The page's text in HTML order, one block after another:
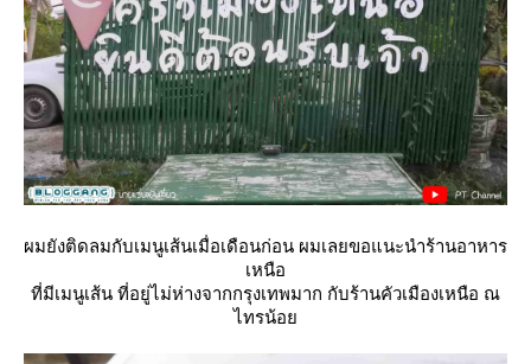
ผมยังติดลมกับเมนูเส้นเมื่อเดือนก่อน ผมเลยขอแนะนำร้านอาหาร
เหนือ
ที่มีเมนูเส้น ที่อยู่ไม่ห่างจากกรุงเทพมาก กับร้านคัวเมืองเหนือ ณ
ไทรน้อ